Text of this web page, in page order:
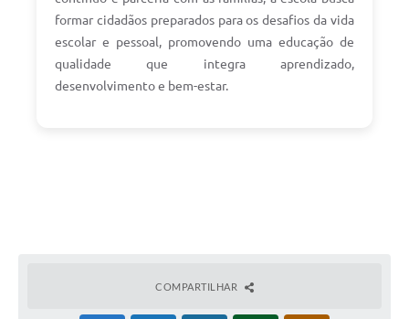
formar cidadãos preparados para os desafios da vida
escolar e pessoal, promovendo uma educação de
qualidade que integra aprendizado,
desenvolvimento e bem-estar.
COMPARTILHAR